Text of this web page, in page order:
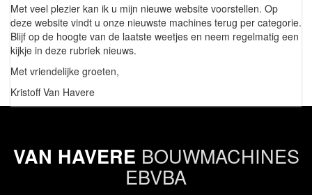
Met veel plezier kan ik u mijn nieuwe website voorstellen. Op
deze website vindt u onze nieuwste machines terug per categorie.
Blijf op de hoogte van de laatste weetjes en neem regelmatig een
kijkje in deze rubriek nieuws.
Met vriendelijke groeten,
Kristoff Van Havere
VAN HAVERE BOUWMACHINES
EBVBA